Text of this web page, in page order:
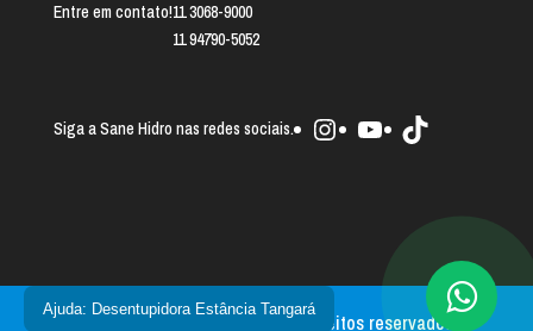
Ajuda: Desentupidora Estância Tangará
Entre em contato!11 3068-9000
11 94790-5052
Siga a Sane Hidro nas redes sociais. Instagram
YoutubeTikTok
Sane Hidro 2025 © - Todos os direitos reservados.